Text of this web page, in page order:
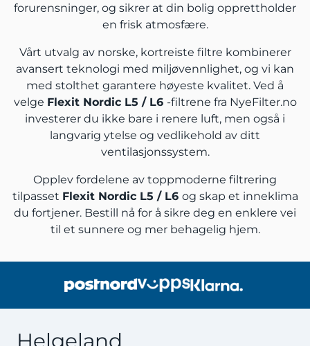
forurensninger, og sikrer at din bolig opprettholder
en frisk atmosfære.
Vårt utvalg av norske, kortreiste filtre kombinerer
avansert teknologi med miljøvennlighet, og vi kan
med stolthet garantere høyeste kvalitet. Ved å
velge Flexit Nordic L5 / L6 -filtrene fra NyeFilter.no
investerer du ikke bare i renere luft, men også i
langvarig ytelse og vedlikehold av ditt
ventilasjonssystem.
Opplev fordelene av toppmoderne filtrering
tilpasset Flexit Nordic L5 / L6 og skap et inneklima
du fortjener. Bestill nå for å sikre deg en enklere vei
til et sunnere og mer behagelig hjem.
Helgeland